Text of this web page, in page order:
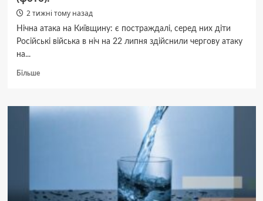
2 тижні тому назад
Нічна атака на Київщину: є постраждалі, серед них діти
Російські війська в ніч на 22 липня здійснили чергову атаку
на...
БільшеДокладніше
Київщині:
атаки